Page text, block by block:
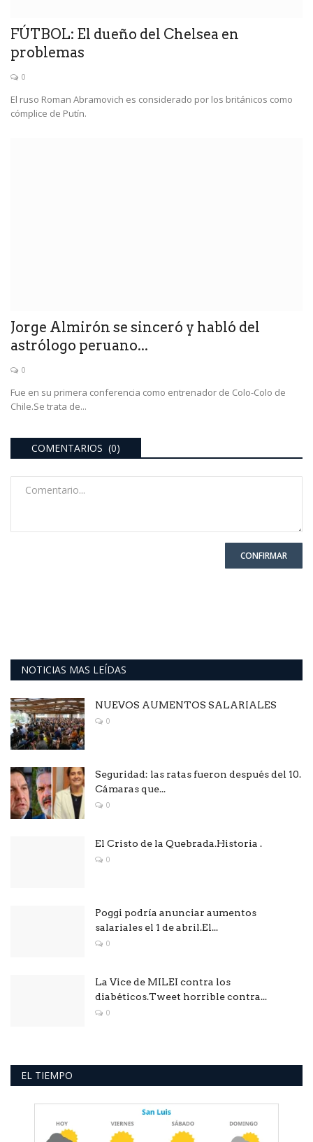
FÚTBOL: El dueño del Chelsea en
problemas
0
El ruso Roman Abramovich es considerado por los británicos como
cómplice de Putín.
Jorge Almirón se sinceró y habló del
astrólogo peruano...
0
Fue en su primera conferencia como entrenador de Colo-Colo de
Chile.Se trata de...
COMENTARIOS (0)
CONFIRMAR
NOTICIAS MAS LEÍDAS
NUEVOS AUMENTOS SALARIALES
0
Seguridad: las ratas fueron después del 10.
Cámaras que...
0
El Cristo de la Quebrada.Historia .
0
Poggi podría anunciar aumentos
salariales el 1 de abril.El...
0
La Vice de MILEI contra los
diabéticos.Tweet horrible contra...
0
EL TIEMPO